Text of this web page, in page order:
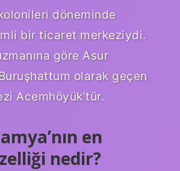
döneminde
bir ticaret merkeziydi.
göre Asur
olarak geçen
Acemhöyük’tür.
en
nedir?